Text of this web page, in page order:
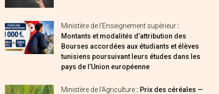
Ministère de l’Enseignement supérieur :
Montants et modalités d’attribution des
Bourses accordées aux étudiants et élèves
tunisiens poursuivant leurs études dans les
pays de l’Union européenne
Ministère de l’Agriculture : Prix des céréales —